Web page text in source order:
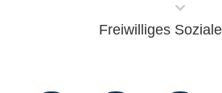
Freiwilliges